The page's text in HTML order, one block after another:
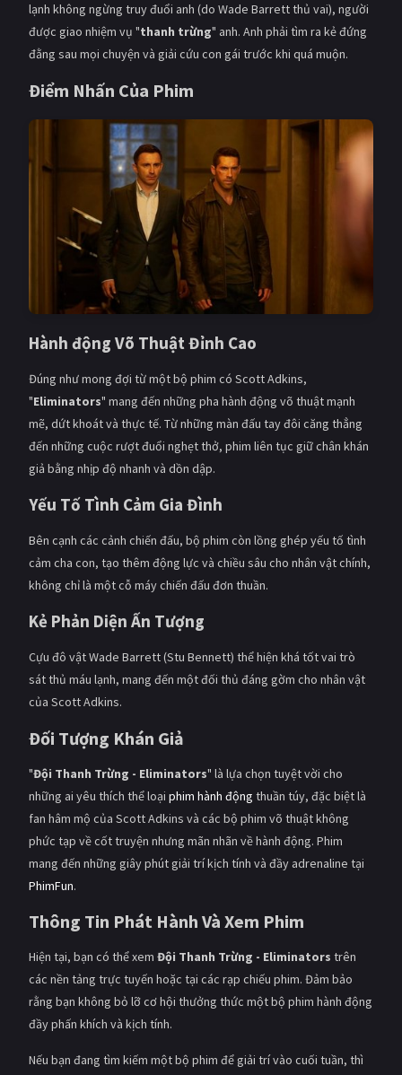
lạnh không ngừng truy đuổi anh (do Wade Barrett thủ vai), người
được giao nhiệm vụ "thanh trừng" anh. Anh phải tìm ra kẻ đứng
đằng sau mọi chuyện và giải cứu con gái trước khi quá muộn.
Điểm Nhấn Của Phim
Hành động Võ Thuật Đỉnh Cao
Đúng như mong đợi từ một bộ phim có Scott Adkins,
"Eliminators" mang đến những pha hành động võ thuật mạnh
mẽ, dứt khoát và thực tế. Từ những màn đấu tay đôi căng thẳng
đến những cuộc rượt đuổi nghẹt thở, phim liên tục giữ chân khán
giả bằng nhịp độ nhanh và dồn dập.
Yếu Tố Tình Cảm Gia Đình
Bên cạnh các cảnh chiến đấu, bộ phim còn lồng ghép yếu tố tình
cảm cha con, tạo thêm động lực và chiều sâu cho nhân vật chính,
không chỉ là một cỗ máy chiến đấu đơn thuần.
Kẻ Phản Diện Ấn Tượng
Cựu đô vật Wade Barrett (Stu Bennett) thể hiện khá tốt vai trò
sát thủ máu lạnh, mang đến một đối thủ đáng gờm cho nhân vật
của Scott Adkins.
Đối Tượng Khán Giả
"Đội Thanh Trừng - Eliminators" là lựa chọn tuyệt vời cho
những ai yêu thích thể loại phim hành động thuần túy, đặc biệt là
fan hâm mộ của Scott Adkins và các bộ phim võ thuật không
phức tạp về cốt truyện nhưng mãn nhãn về hành động. Phim
mang đến những giây phút giải trí kịch tính và đầy adrenaline tại
PhimFun.
Thông Tin Phát Hành Và Xem Phim
Hiện tại, bạn có thể xem Đội Thanh Trừng - Eliminators trên
các nền tảng trực tuyến hoặc tại các rạp chiếu phim. Đảm bảo
rằng bạn không bỏ lỡ cơ hội thưởng thức một bộ phim hành động
đầy phấn khích và kịch tính.
Nếu bạn đang tìm kiếm một bộ phim để giải trí vào cuối tuần, thì